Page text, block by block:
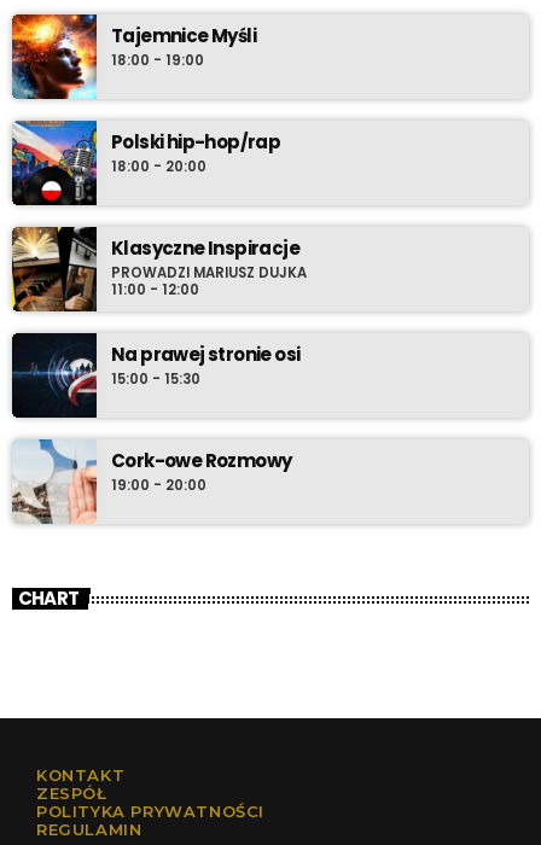
Tajemnice Myśli
18:00 - 19:00
Polski hip-hop/rap
18:00 - 20:00
Klasyczne Inspiracje
PROWADZI MARIUSZ DUJKA
11:00 - 12:00
Na prawej stronie osi
15:00 - 15:30
Cork-owe Rozmowy
19:00 - 20:00
CHART
KONTAKT
ZESPÓŁ
POLITYKA PRYWATNOŚCI
REGULAMIN